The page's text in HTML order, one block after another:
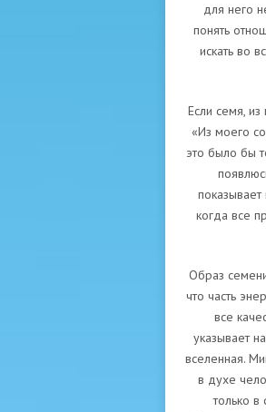
для него
понять
искать во
Если семя, из
«Из моего
это было бы
когда все
Образ
что часть
все
указывает
вселенная.
в духе
только